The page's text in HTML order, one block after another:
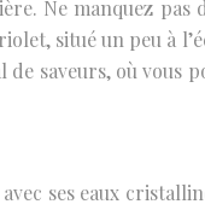
Ne manquez
situé un peu à
saveurs, où vous
ses eaux